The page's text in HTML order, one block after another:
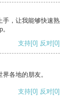
手，让我能够快速熟
支持[0] 反对[0]
各地的朋友。
支持[0] 反对[0]